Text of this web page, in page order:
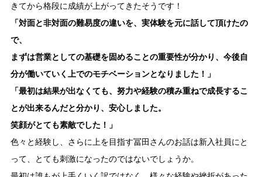
きてから格段に成績が上がってきたそうです！
「対面と非対面の難易度の違いを、実体験を元に話して頂けたの
で、
まずは営業としての基礎を固めることの重要性が分かり、今後自
分が働いていく上でのモチベーションとなりました！」
「最初は結果が出なくても、努力や経験の積み重ねで成長するこ
とが出来るんだと分かり、安心しました。
笑顔がとても素敵でした！」
色々と経験し、さらに上を目指す冨田さんのお話は新入社員にと
って、とても刺激になったのではないでしょうか。